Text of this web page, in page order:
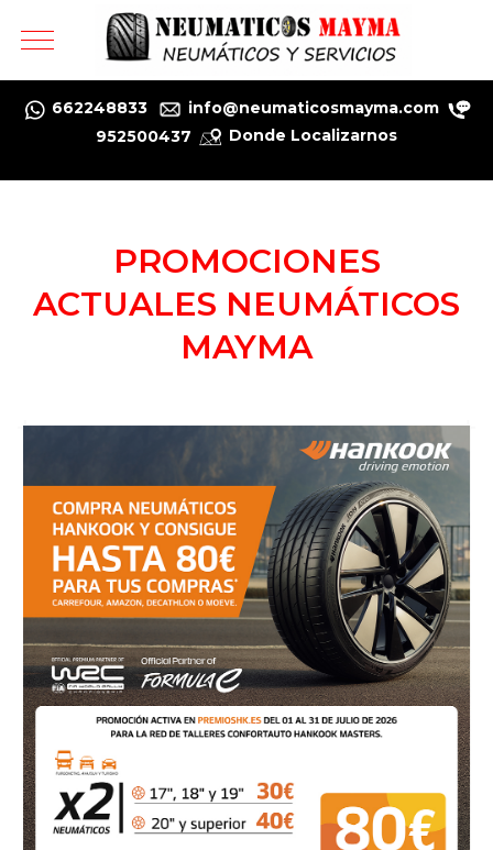
Mobile Menu Toggle
662248833
info@neumaticosmayma.com
952500437
Donde Localizarnos
PROMOCIONES
ACTUALES NEUMÁTICOS
MAYMA